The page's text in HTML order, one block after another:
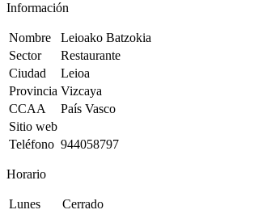
Información
Nombre
Leioako Batzokia
Sector
Restaurante
Ciudad
Leioa
Provincia Vizcaya
CCAA
País Vasco
Sitio web
Teléfono 944058797
Horario
Lunes
Cerrado